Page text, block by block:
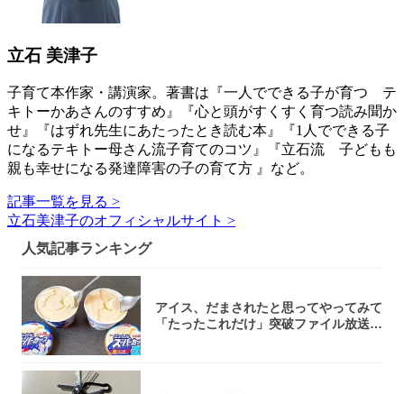
立石 美津子
子育て本作家・講演家。著書は『一人でできる子が育つ テ
キトーかあさんのすすめ』『心と頭がすくすく育つ読み聞か
せ』『はずれ先生にあたったとき読む本』『1人でできる子
になるテキトー母さん流子育てのコツ』『立石流 子どもも
親も幸せになる発達障害の子の育て方 』など。
記事一覧を見る >
立石美津子のオフィシャルサイト >
人気記事ランキング
アイス、だまされたと思ってやってみて
「たったこれだけ」突破ファイル放送で